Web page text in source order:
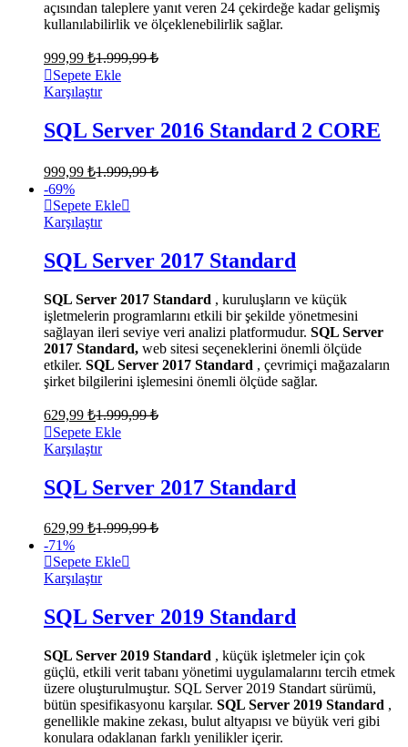
açısından taleplere yanıt veren 24 çekirdeğe kadar gelişmiş
kullanılabilirlik ve ölçeklenebilirlik sağlar.
999,99 ₺1.999,99₺
Sepete Ekle
Karşılaştır
SQL Server 2016 Standard 2 CORE
999,99 ₺1.999,99₺
-69%
Sepete Ekle
Karşılaştır
SQL Server 2017 Standard
SQL Server 2017 Standard , kuruluşların ve küçük
işletmelerin programlarını etkili bir şekilde yönetmesini
sağlayan ileri seviye veri analizi platformudur. SQL Server
2017 Standard, web sitesi seçeneklerini önemli ölçüde
etkiler. SQL Server 2017 Standard , çevrimiçi mağazaların
şirket bilgilerini işlemesini önemli ölçüde sağlar.
629,99 ₺1.999,99₺
Sepete Ekle
Karşılaştır
SQL Server 2017 Standard
629,99 ₺1.999,99₺
-71%
Sepete Ekle
Karşılaştır
SQL Server 2019 Standard
SQL Server 2019 Standard , küçük işletmeler için çok
güçlü, etkili verit tabanı yönetimi uygulamalarını tercih etmek
üzere oluşturulmuştur. SQL Server 2019 Standart sürümü,
bütün spesifikasyonu karşılar. SQL Server 2019 Standard ,
genellikle makine zekası, bulut altyapısı ve büyük veri gibi
konulara odaklanan farklı yenilikler içerir.